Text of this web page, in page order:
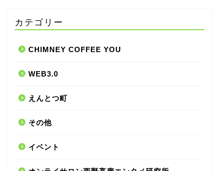
カテゴリー
CHIMNEY COFFEE YOU
WEB3.0
えんとつ町
その他
イベント